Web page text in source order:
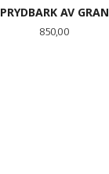
PRYDBARK AV GRAN
Pris
850,00